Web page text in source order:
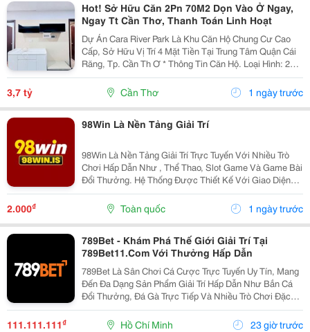
Hot! Sở Hữu Căn 2Pn 70M2 Dọn Vào Ở Ngay,
Ngay Tt Cần Thơ, Thanh Toán Linh Hoạt
Dự Án Cara River Park Là Khu Căn Hộ Chung Cư Cao
Cấp, Sở Hữu Vị Trí 4 Mặt Tiền Tại Trung Tâm Quận Cái
Răng, Tp. Cần Th Ơ * Thông Tin Căn Hộ. Loại Hình: 2Pn.
Diện Tích : 70-75M2 . Thiết Kế Tối Ưu: Phòng Khách
Rộng Kết Nối Logia. Phòng Ngủ Master...
3,7 tỷ Cần Thơ 1 ngày trước
98Win Là Nền Tảng Giải Trí
98Win Là Nền Tảng Giải Trí Trực Tuyến Với Nhiều Trò
Chơi Hấp Dẫn Như , Thể Thao, Slot Game Và Game Bài
Đổi Thưởng. Hệ Thống Được Thiết Kế Với Giao Diện
Hiện Đại, Tương Thích Tốt Trên Cả Điện Thoại Và Máy
Tính. Công Nghệ Bảo Mật Tiên Tiến Giúp Bảo Vệ...
2.000₫ Toàn quốc 1 ngày trước
789Bet - Khám Phá Thế Giới Giải Trí Tại
789Bet11.Com Với Thưởng Hấp Dẫn
789Bet Là Sân Chơi Cá Cược Trực Tuyến Uy Tín, Mang
Đến Đa Dạng Sản Phẩm Giải Trí Hấp Dẫn Như Bắn Cá
Đổi Thưởng, Đá Gà Trực Tiếp Và Nhiều Trò Chơi Đặc
Sắc Khác. Với Hệ Thống Bảo Mật Hiện Đại, Giao Dịch
Nhanh Chóng Cùng Dịch Vụ Chăm Sóc Khách Hàng
111.111.111₫ Hồ Chí Minh 23 giờ trước